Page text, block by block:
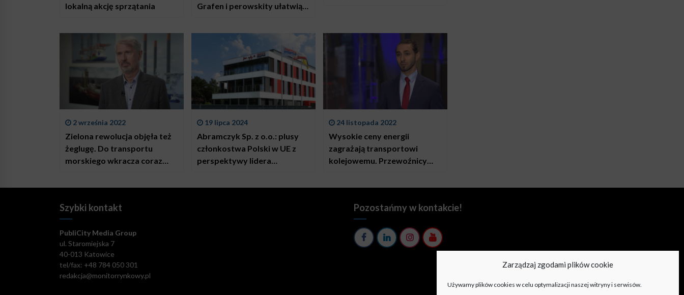
Zarządzaj zgodami plików cookie
Używamy plików cookies w celu optymalizacji naszej witryny i serwisów.
lokalną akcję sprzątania
Grafen i perowskity ułatwią
2 września 2022
Zielona rewolucja objęła też
żeglugę. Do transportu
morskiego wkracza coraz
19 lipca 2024
Abramczyk Sp. z o.o.: plusy
członkostwa Polski w UE z
perspektywy lidera
24 listopada 2022
Wysokie ceny energii
zagrażają transportowi
kolejowemu. Przewoźnicy
Szybki kontakt
PubliCity Media Group
ul. Staromiejska 7
40-013 Katowice
tel/fax: +48 784 050 301
redakcja@monitorrynkowy.pl
Pozostańmy w kontakcie!